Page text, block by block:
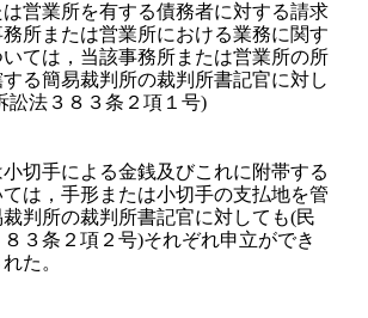
は営業所を有する債務者に対する請求
所または営業所における業務に関す
いては，当該事務所または営業所の所
る簡易裁判所の裁判所書記官に対し
訟法３８３条２項１号)
切手による金銭及びこれに附帯する
は，手形または小切手の支払地を管
判所の裁判所書記官に対しても(民
３条２項２号)それぞれ申立ができ
た。